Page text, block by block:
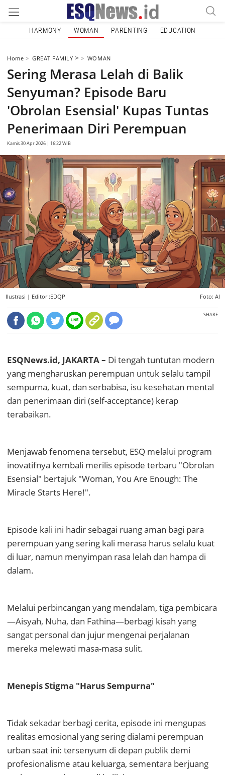
HARMONY WOMAN PARENTING EDUCATION
Home GREAT FAMILY > WOMAN
Sering Merasa Lelah di Balik
Senyuman? Episode Baru
'Obrolan Esensial' Kupas Tuntas
Penerimaan Diri Perempuan
Kamis 30 Apr 2026 | 16:22 WIB
Ilustrasi | Editor :EDQP Foto: AI
SHARE
ESQNews.id, JAKARTA – Di tengah tuntutan modern
yang mengharuskan perempuan untuk selalu tampil
sempurna, kuat, dan serbabisa, isu kesehatan mental
dan penerimaan diri (self-acceptance) kerap
terabaikan.
Menjawab fenomena tersebut, ESQ melalui program
inovatifnya kembali merilis episode terbaru "Obrolan
Esensial" bertajuk "Woman, You Are Enough: The
Miracle Starts Here!".
Episode kali ini hadir sebagai ruang aman bagi para
perempuan yang sering kali merasa harus selalu kuat
di luar, namun menyimpan rasa lelah dan hampa di
dalam.
Melalui perbincangan yang mendalam, tiga pembicara
—Aisyah, Nuha, dan Fathina—berbagi kisah yang
sangat personal dan jujur mengenai perjalanan
mereka melewati masa-masa sulit.
Menepis Stigma "Harus Sempurna"
Tidak sekadar berbagi cerita, episode ini mengupas
realitas emosional yang sering dialami perempuan
urban saat ini: tersenyum di depan publik demi
profesionalisme atau keluarga, sementara berjuang